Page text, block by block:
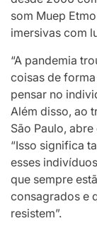
som Muep
imersivas com
“A pandemia
coisas de
pensar no
Além disso, ao
São Paulo,
“Isso significa
esses
que sempre
consagrados e
resistem”.